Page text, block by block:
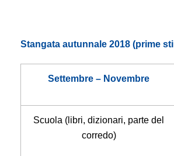
Stangata autunnale 2018 (prime
Settembre – Novembre
Scuola (libri, dizionari, parte del
corredo)